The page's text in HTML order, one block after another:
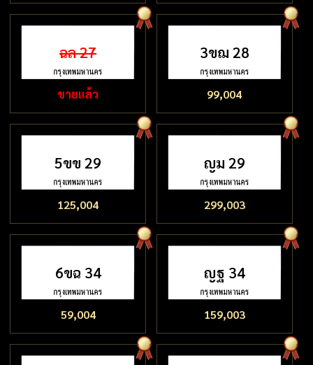
ฉล 27
ขายแล้ว
3ขฌ 28
99,004
5ขข 29
125,004
ญม 29
299,003
6ขฉ 34
59,004
ญฐ 34
159,003